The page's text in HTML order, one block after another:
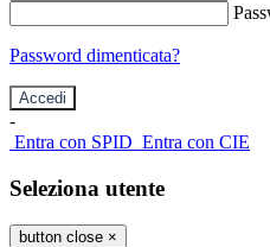
Password dimenticata?
-
Entra con SPID Entra con CIE
Seleziona utente
button close ×